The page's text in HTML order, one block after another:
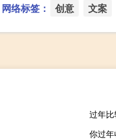
网络标签： 创意 文案
过年
你过